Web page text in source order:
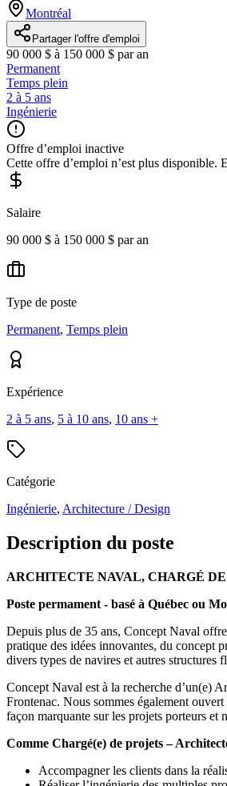
Montréal
Partager l'offre d'emploi
90 000 $ à 150 000 $ par an
Permanent
Temps plein
2 à 5 ans
Ingénierie
Offre d’emploi inactive
Cette offre d’emploi n’est plus disponible.
Salaire
90 000 $ à 150 000 $ par an
Type de poste
Permanent, Temps plein
Expérience
2 à 5 ans, 5 à 10 ans, 10 ans +
Catégorie
Ingénierie, Architecture / Design
Description du poste
ARCHITECTE NAVAL, CHARGÉ DE
Poste permament - basé à Québec ou
Depuis plus de 35 ans, Concept Naval
pratique des idées innovantes, du concept
divers types de navires et autres structures
Concept Naval est à la recherche d’un(e)
Frontenac. Nous sommes également
façon marquante sur les projets porteurs et
Comme Chargé(e) de projets –
Accompagner les clients dans la